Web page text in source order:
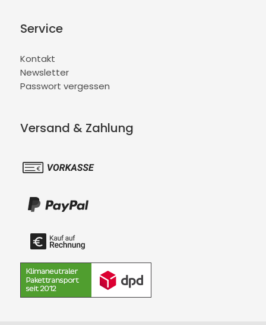
Service
Kontakt
Newsletter
Passwort vergessen
Versand & Zahlung